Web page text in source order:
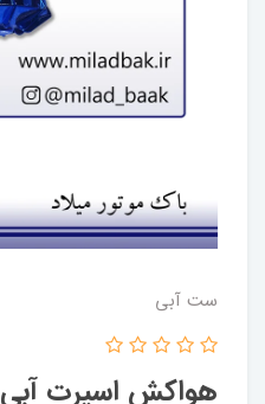
ست آبی
هواکش اسپرت آبی